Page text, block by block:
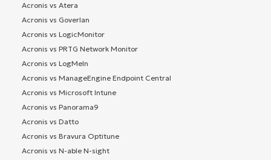
Acronis vs Atera
Acronis vs Goverlan
Acronis vs LogicMonitor
Acronis vs PRTG Network Monitor
Acronis vs LogMeIn
Acronis vs ManageEngine Endpoint Central
Acronis vs Microsoft Intune
Acronis vs Panorama9
Acronis vs Datto
Acronis vs Bravura Optitune
Acronis vs N-able N-sight